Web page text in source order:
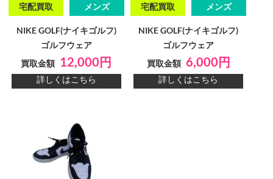
宅配買取 メンズ
NIKE GOLF(ナイキゴルフ)
ゴルフウェア
買取金額 12,000円
詳しくはこちら
宅配買取 メンズ
NIKE GOLF(ナイキゴルフ)
ゴルフウェア
買取金額 6,000円
詳しくはこちら